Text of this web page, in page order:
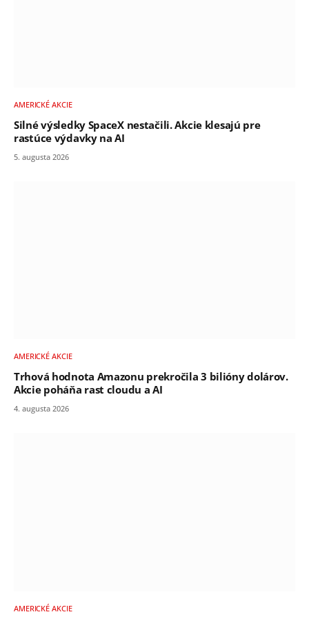
AMERICKÉ AKCIE
Silné výsledky SpaceX nestačili. Akcie klesajú pre
rastúce výdavky na AI
5. augusta 2026
AMERICKÉ AKCIE
Trhová hodnota Amazonu prekročila 3 bilióny dolárov.
Akcie poháňa rast cloudu a AI
4. augusta 2026
AMERICKÉ AKCIE